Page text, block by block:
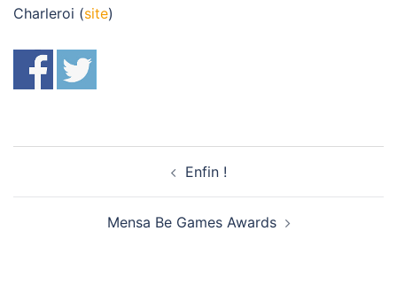
Charleroi (site)
Enfin !
Mensa Be Games Awards